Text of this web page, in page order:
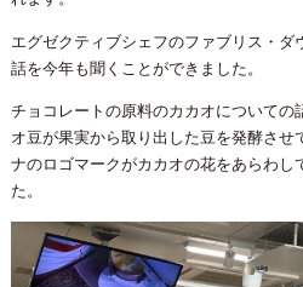
エグゼクティブシェフのファブリス・ダ
話を今年も聞くことができました。
チョコレートの原料のカカオについての
オ豆が果実から取り出した豆を発酵させ
ナのロゴマークがカカオの花をあらわし
た。